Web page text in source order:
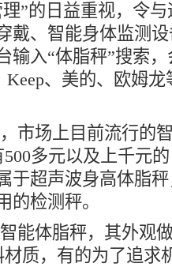
”的日益重视，令
戴、智能身体监测
输入“体脂秤”搜索
Keep、美的、欧姆
市场上目前流行的
500多元以及上千元
于超声波身高体脂
的检测秤。
能体脂秤，其外观
质，有的为了追求